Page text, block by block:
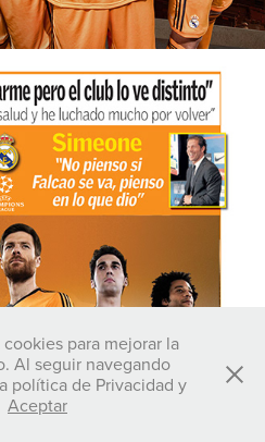
para mejorar la
Al seguir navegando
política de Privacidad y
Aceptar